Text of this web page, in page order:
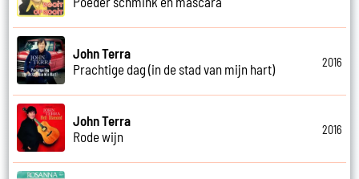
John Terra
Prachtige dag (in de stad van mijn hart)
2016
John Terra
Rode wijn
2016